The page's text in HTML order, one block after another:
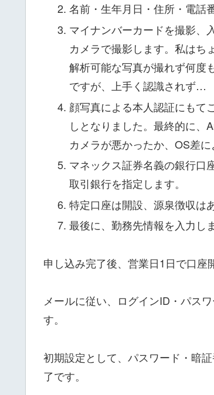
名前・生年月日・住所・電話
マイナンバーカードを撮影、
カメラで撮影します。私はち
解析可能な写真が撮れず何度
ですが、上手く認識されず…
顔写真による本人認証にもて
しとなりました。最終的に、
カメラが悪かったか、OS差に
マネックス証券名義の銀行口
取引銀行を指定します。
特定口座は開設、源泉徴収は
最後に、勤務先情報を入力しま
申し込み完了後、営業日1日で口座
メールに従い、ログインID・パス
す。
初期設定として、パスワード・暗
了です。